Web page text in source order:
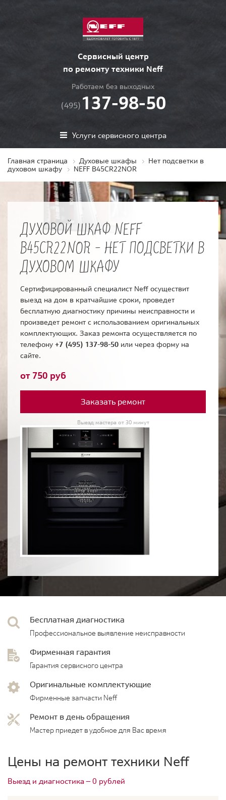
Сервисный центр
по ремонту техники Neff
Работаем без выходных
(495) 137-98-50
Услуги сервисного центра
Главная страница Духовые шкафы
Нет подсветки в
духовом шкафу
NEFF B45CR22NOR
ДУХОВОЙ ШКАФ NEFF
B45CR22NOR - НЕТ ПОДСВЕТКИ В
ДУХОВОМ ШКАФУ
Сертифицированный специалист Neff осуществит
выезд на дом в кратчайшие сроки, проведет
бесплатную диагностику причины неисправности и
произведет ремонт с использованием оригинальных
комплектующих. Заказ ремонта осуществляется по
телефону +7 (495) 137-98-50 или через форму на
сайте.
от 750 руб
Заказать ремонт
Выезд мастера от 30 минут
Бесплатная диагностика
Профессиональное выявление неисправности
Фирменная гарантия
Гарантия сервисного центра
Оригинальные комплектующие
Фирменные запчасти Neff
Ремонт в день обращения
Мастер приедет в удобное для Вас время
Цены на ремонт техники Neff
Выезд и диагностика — 0 рублей